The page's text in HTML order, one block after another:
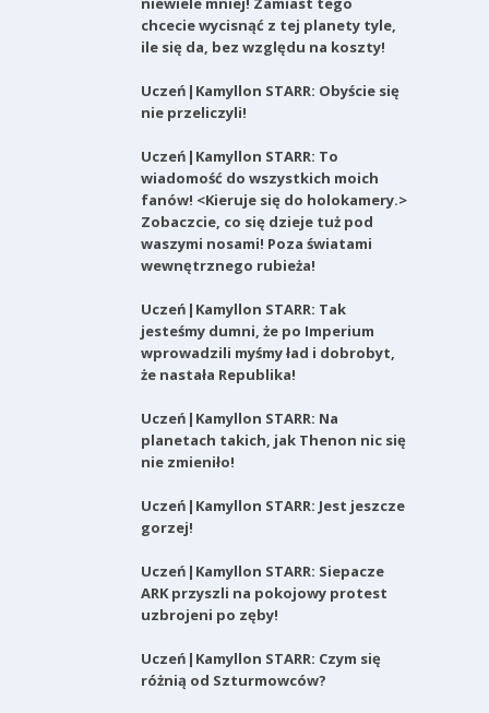
chcecie wycisnąć z tej planety tyle,
ile się da, bez względu na koszty!
Uczeń|Kamyllon STARR: Obyście się
nie przeliczyli!
Uczeń|Kamyllon STARR: To
wiadomość do wszystkich moich
fanów! <Kieruje się do holokamery.>
Zobaczcie, co się dzieje tuż pod
waszymi nosami! Poza światami
wewnętrznego rubieża!
Uczeń|Kamyllon STARR: Tak
jesteśmy dumni, że po Imperium
wprowadzili myśmy ład i dobrobyt,
że nastała Republika!
Uczeń|Kamyllon STARR: Na
planetach takich, jak Thenon nic się
nie zmieniło!
Uczeń|Kamyllon STARR: Jest jeszcze
gorzej!
Uczeń|Kamyllon STARR: Siepacze
ARK przyszli na pokojowy protest
uzbrojeni po zęby!
Uczeń|Kamyllon STARR: Czym się
różnią od Szturmowców?